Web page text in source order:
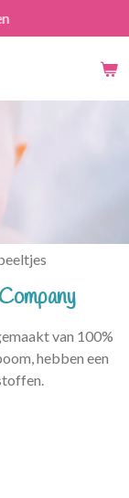
van 100%
hebben een